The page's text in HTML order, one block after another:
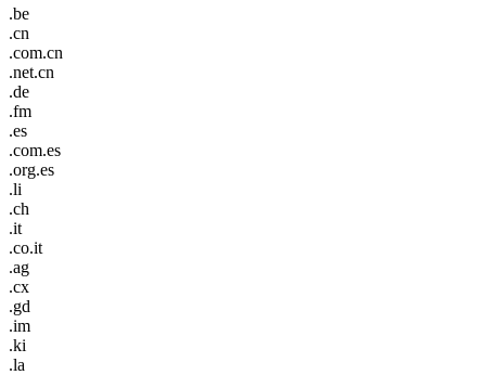
.be
.cn
.com.cn
.net.cn
.de
.fm
.es
.com.es
.org.es
.li
.ch
.it
.co.it
.ag
.cx
.gd
.im
.ki
.la